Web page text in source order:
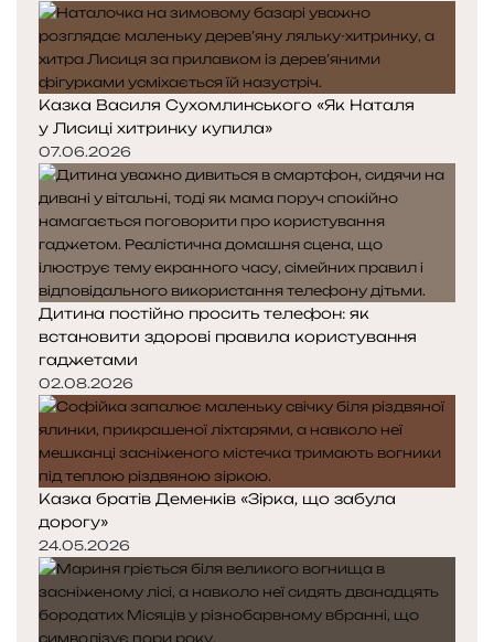
Казка Василя Сухомлинського «Як Наталя
у Лисиці хитринку купила»
07.06.2026
Дитина постійно просить телефон: як
встановити здорові правила користування
гаджетами
02.08.2026
Казка братів Деменків «Зірка, що забула
дорогу»
24.05.2026